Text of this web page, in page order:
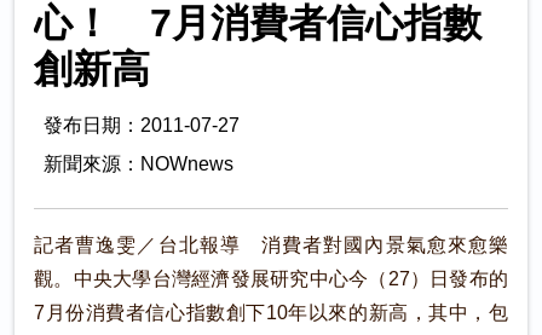
心！ 7月消費者信心指數
創新高
發布日期：2011-07-27
新聞來源：NOWnews
記者曹逸雯／台北報導 消費者對國內景氣愈來愈樂
觀。中央大學台灣經濟發展研究中心今（27）日發布的
7月份消費者信心指數創下10年以來的新高，其中，包